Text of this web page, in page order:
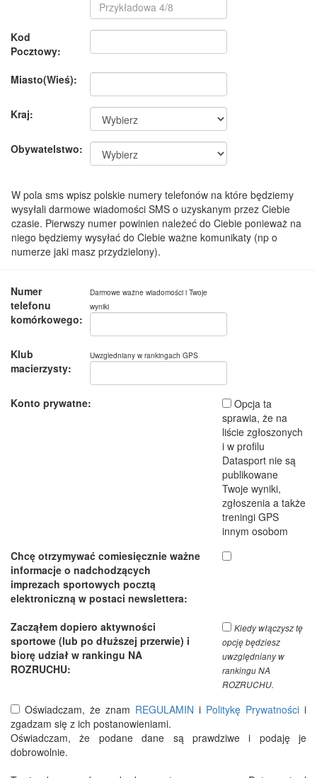
Kod
Pocztowy:
Miasto(Wieś):
Kraj:
Obywatelstwo:
W pola sms wpisz polskie numery telefonów na które będziemy
wysyłali darmowe wiadomości SMS o uzyskanym przez Ciebie
czasie. Pierwszy numer powinien należeć do Ciebie ponieważ na
niego będziemy wysyłać do Ciebie ważne komunikaty (np o
numerze jaki masz przydzielony).
Numer
telefonu
komórkowego:
Darmowe ważne wiadomości i Twoje
wyniki
Klub
macierzysty:
Uwzgledniany w rankingach GPS
Konto prywatne:
Opcja ta
sprawia, że na
liście zgłoszonych
i w profilu
Datasport nie są
publikowane
Twoje wyniki,
zgłoszenia a także
treningi GPS
innym osobom
Chcę otrzymywać comiesięcznie ważne
informacje o nadchodzących
imprezach sportowych pocztą
elektroniczną w postaci newslettera:
Zacząłem dopiero aktywności
sportowe (lub po dłuższej przerwie) i
biorę udział w rankingu NA
ROZRUCHU:
Kiedy włączysz tę
opcję będziesz
uwzględniany w
rankingu NA
ROZRUCHU.
Oświadczam, że znam REGULAMIN i Politykę Prywatności i
zgadzam się z ich postanowieniami.
Oświadczam, że podane dane są prawdziwe i podaję je
dobrowolnie.